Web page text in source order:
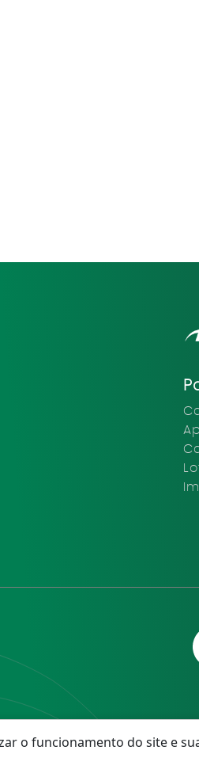
o funcionamento do site e
©2025 Arantes Imóveis – Todos os